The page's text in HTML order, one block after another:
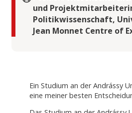
und
Politikwissenschaft,
Jean Monnet Centre of
Ein Studium an der Andrássy
eine meiner besten